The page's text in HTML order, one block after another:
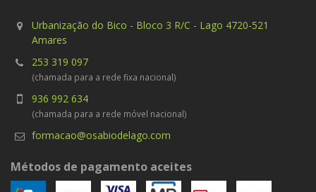
Urbanização do Bico - Bloco 3 R/C - Lago 4720-521
Amares
253 319 097
(chamada para a rede fixa nacional)
936 992 634
(chamada para a rede móvel nacional)
formacao@osabiodelago.com
Métodos de pagamento aceites